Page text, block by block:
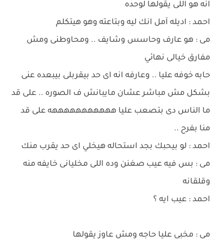
انه هو اللى يقولها لوحده
احمد : اديله آمل انك ليه وبتاعته وهو هيتكلم
مى : هو عارف وحاسس وشايف .. ومحاوطنى ومش
مفارق خيالى نهائي
حابه خوفه عليا .. وعارفه انه اى حد بيقربلى بيبعده عنى
بشكل مش مباشر عشان مايبانش ف الصوره .. على قد
ما الناس دى بتصعب عليا هههههههههههه على قد
منا بفرح ..
احمد : لو بيحبك بجد استحاله هيخلي اى حد يقرب منك
مى : بس فيه عيب صغنن وده اللى مخليانى خايفه منه
وقلقانه
احمد : عيب ايه ؟
مى : مخبى عليا حاجه ومش عاوز يقولها